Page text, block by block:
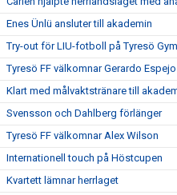
Enes Ünlü ansluter till akademin
Try-out för LIU-fotboll på Tyresö
Tyresö FF välkomnar Gerardo Espejo
Klart med målvaktstränare till
Svensson och Dahlberg förlänger
Tyresö FF välkomnar Alex Wilson
Internationell touch på Höstcupen
Kvartett lämnar herrlaget